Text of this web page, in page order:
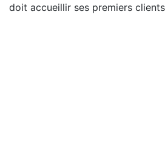
doit accueillir ses premiers